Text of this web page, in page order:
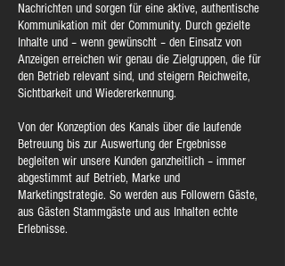
Nachrichten und sorgen für eine aktive, authentische
Kommunikation mit der Community. Durch gezielte
Inhalte und – wenn gewünscht – den Einsatz von
Anzeigen erreichen wir genau die Zielgruppen, die für
den Betrieb relevant sind, und steigern Reichweite,
Sichtbarkeit und Wiedererkennung.
Von der Konzeption des Kanals über die laufende
Betreuung bis zur Auswertung der Ergebnisse
begleiten wir unsere Kunden ganzheitlich – immer
abgestimmt auf Betrieb, Marke und
Marketingstrategie. So werden aus Followern Gäste,
aus Gästen Stammgäste und aus Inhalten echte
Erlebnisse.